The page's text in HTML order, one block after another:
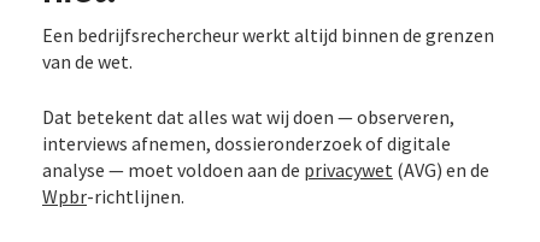
Een bedrijfsrechercheur werkt altijd binnen de grenzen
van de wet.
Dat betekent dat alles wat wij doen — observeren,
interviews afnemen, dossieronderzoek of digitale
analyse — moet voldoen aan de privacywet (AVG) en de
Wpbr-richtlijnen.